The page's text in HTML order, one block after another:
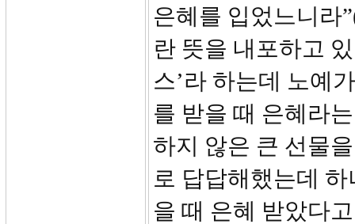
은혜를 입었느니라
란 뜻을 내포하고
스’라 하는데 노예
를 받을 때 은혜라
하지 않은 큰 선물
로 답답해했는데
을 때 은혜 받았다